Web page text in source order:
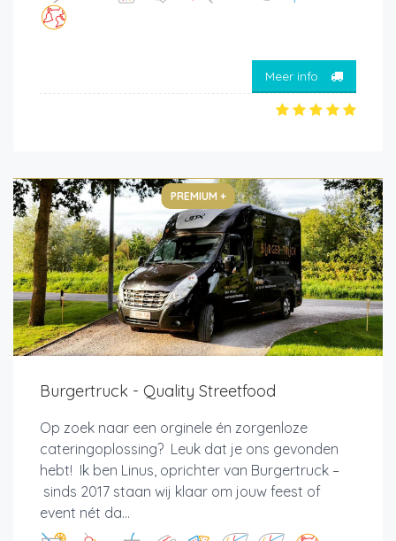
Meer info
PREMIUM +
Burgertruck - Quality Streetfood
Op zoek naar een orginele én zorgenloze
cateringoplossing? Leuk dat je ons gevonden
hebt! Ik ben Linus, oprichter van Burgertruck –
sinds 2017 staan wij klaar om jouw feest of
event nét da...